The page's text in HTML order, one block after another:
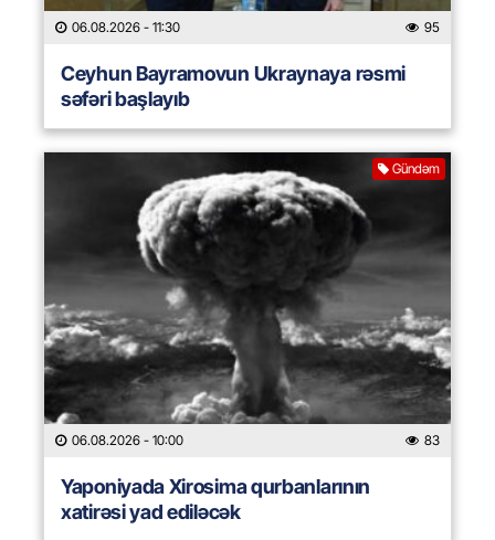
06.08.2026 - 11:30 95
Ceyhun Bayramovun Ukraynaya rəsmi
səfəri başlayıb
Gündəm
06.08.2026 - 10:00 83
Yaponiyada Xirosima qurbanlarının
xatirəsi yad ediləcək